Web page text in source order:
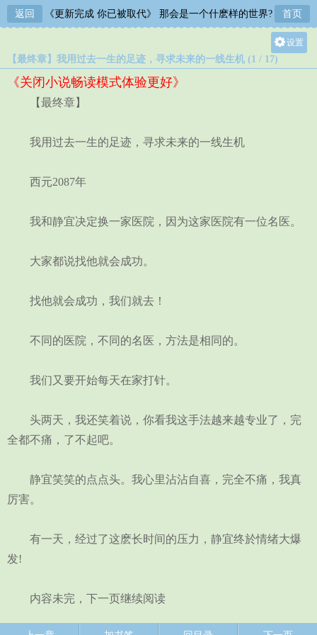
返回 《更新完成 你已被取代》 那会是一个什麽样的世界? 首页
设置
关灯
【最终章】我用过去一生的足迹，寻求未来的一线生机 (1 / 17)
《关闭小说畅读模式体验更好》
【最终章】
我用过去一生的足迹，寻求未来的一线生机
西元2087年
我和静宜决定换一家医院，因为这家医院有一位名医。
大家都说找他就会成功。
找他就会成功，我们就去！
不同的医院，不同的名医，方法是相同的。
我们又要开始每天在家打针。
头两天，我还笑着说，你看我这手法越来越专业了，完
全都不痛，了不起吧。
静宜笑笑的点点头。我心里沾沾自喜，完全不痛，我真
厉害。
有一天，经过了这麽长时间的压力，静宜终於情绪大爆
发!
内容未完，下一页继续阅读